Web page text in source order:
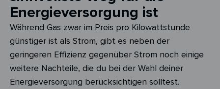
Energieversorgung ist
Während Gas zwar im Preis pro Kilowattstunde
günstiger ist als Strom, gibt es neben der
geringeren Effizienz gegenüber Strom noch einige
weitere Nachteile, die du bei der Wahl deiner
Energieversorgung berücksichtigen solltest.